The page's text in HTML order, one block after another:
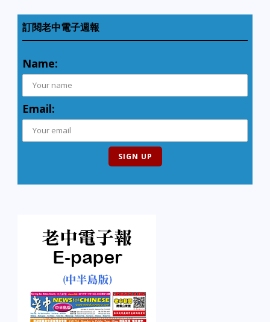
訂閱老中電子週報
Name:
Email: